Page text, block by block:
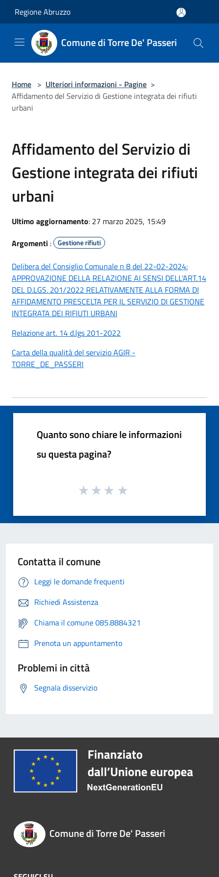
Regione Abruzzo
Comune di Torre De' Passeri
Home > Ulteriori informazioni - Pagine >
Affidamento del Servizio di Gestione integrata dei rifiuti
urbani
Affidamento del Servizio di
Gestione integrata dei rifiuti
urbani
Ultimo aggiornamento: 27 marzo 2025, 15:49
Argomenti : Gestione rifiuti
Delibera del Consiglio Comunale n 8 del 22-02-2024:
APPROVAZIONE DELLA RELAZIONE AI SENSI DELL'ART.14
DEL D.LGS. 201/2022 RELATIVAMENTE ALLA FORMA DI
AFFIDAMENTO PRESCELTA PER IL SERVIZIO DI GESTIONE
INTEGRATA DEI RIFIUTI URBANI
Relazione art. 14 d.lgs 201-2022
Carta della qualità del servizio AGIR -
TORRE_DE_PASSERI
Quanto sono chiare le informazioni
su questa pagina?
Contatta il comune
Leggi le domande frequenti
Richiedi Assistenza
Chiama il comune 085.8884321
Prenota un appuntamento
Problemi in città
Segnala disservizio
Comune di Torre De' Passeri